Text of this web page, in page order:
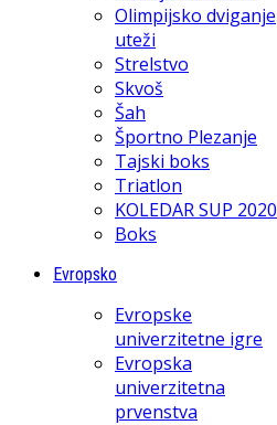
Olimpijsko dviganje
uteži
Strelstvo
Skvoš
Šah
Športno Plezanje
Tajski boks
Triatlon
KOLEDAR SUP 2020
Boks
Evropsko
Evropske
univerzitetne igre
Evropska
univerzitetna
prvenstva